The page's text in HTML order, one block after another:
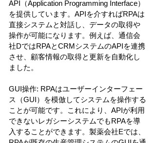
API（Application Programming Interface）
を提供しています。APIを介すればRPAは
直接システムと対話し、データの取得や
操作が可能になります。例えば、通信会
社DではRPAとCRMシステムのAPIを連携
させ、顧客情報の取得と更新を自動化し
ました。
GUI操作: RPAはユーザーインターフェー
ス（GUI）を模倣してシステムを操作する
ことが可能です。これにより、APIが利用
できないレガシーシステムでもRPAを導
入することができます。製薬会社Eでは、